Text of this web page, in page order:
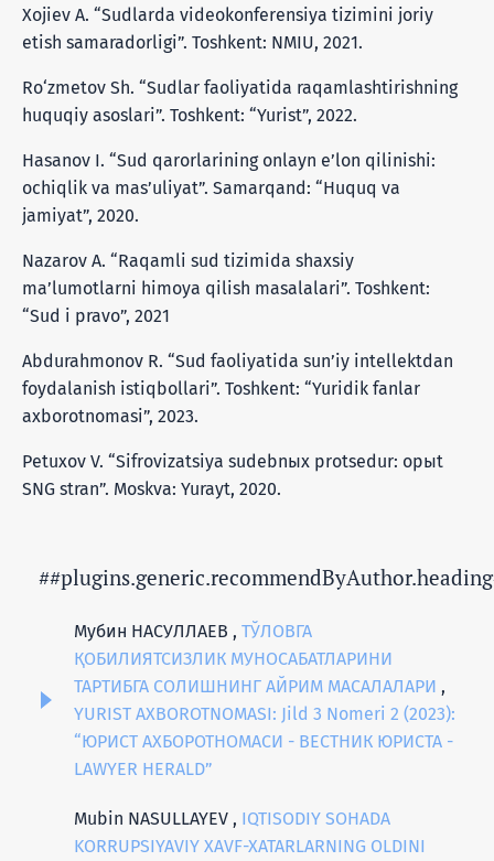
Xojiev A. “Sudlarda videokonferensiya tizimini joriy
etish samaradorligi”. Toshkent: NMIU, 2021.
Ro‘zmetov Sh. “Sudlar faoliyatida raqamlashtirishning
huquqiy asoslari”. Toshkent: “Yurist”, 2022.
Hasanov I. “Sud qarorlarining onlayn e’lon qilinishi:
ochiqlik va mas’uliyat”. Samarqand: “Huquq va
jamiyat”, 2020.
Nazarov A. “Raqamli sud tizimida shaxsiy
ma’lumotlarni himoya qilish masalalari”. Toshkent:
“Sud i pravo”, 2021
Abdurahmonov R. “Sud faoliyatida sun’iy intellektdan
foydalanish istiqbollari”. Toshkent: “Yuridik fanlar
axborotnomasi”, 2023.
Petuxov V. “Sifrovizatsiya sudebnыx protsedur: opыt
SNG stran”. Moskva: Yurayt, 2020.
Мубин НАСУЛЛАЕВ , ТЎЛОВГА
ҚОБИЛИЯТСИЗЛИК МУНОСАБАТЛАРИНИ
ТАРТИБГА СОЛИШНИНГ АЙРИМ МАСАЛАЛАРИ ,
YURIST AXBOROTNOMASI: Jild 3 Nomeri 2 (2023):
“ЮРИСТ АХБОРОТНОМАСИ - ВЕСТНИК ЮРИСТА -
LAWYER HERALD”
Mubin NASULLAYEV , IQTISODIY SOHADA
KORRUPSIYAVIY XAVF-XATARLARNING OLDINI